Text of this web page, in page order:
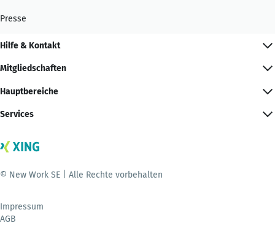
Presse
Hilfe & Kontakt
Mitgliedschaften
Hauptbereiche
Services
© New Work SE | Alle Rechte vorbehalten
Impressum
AGB